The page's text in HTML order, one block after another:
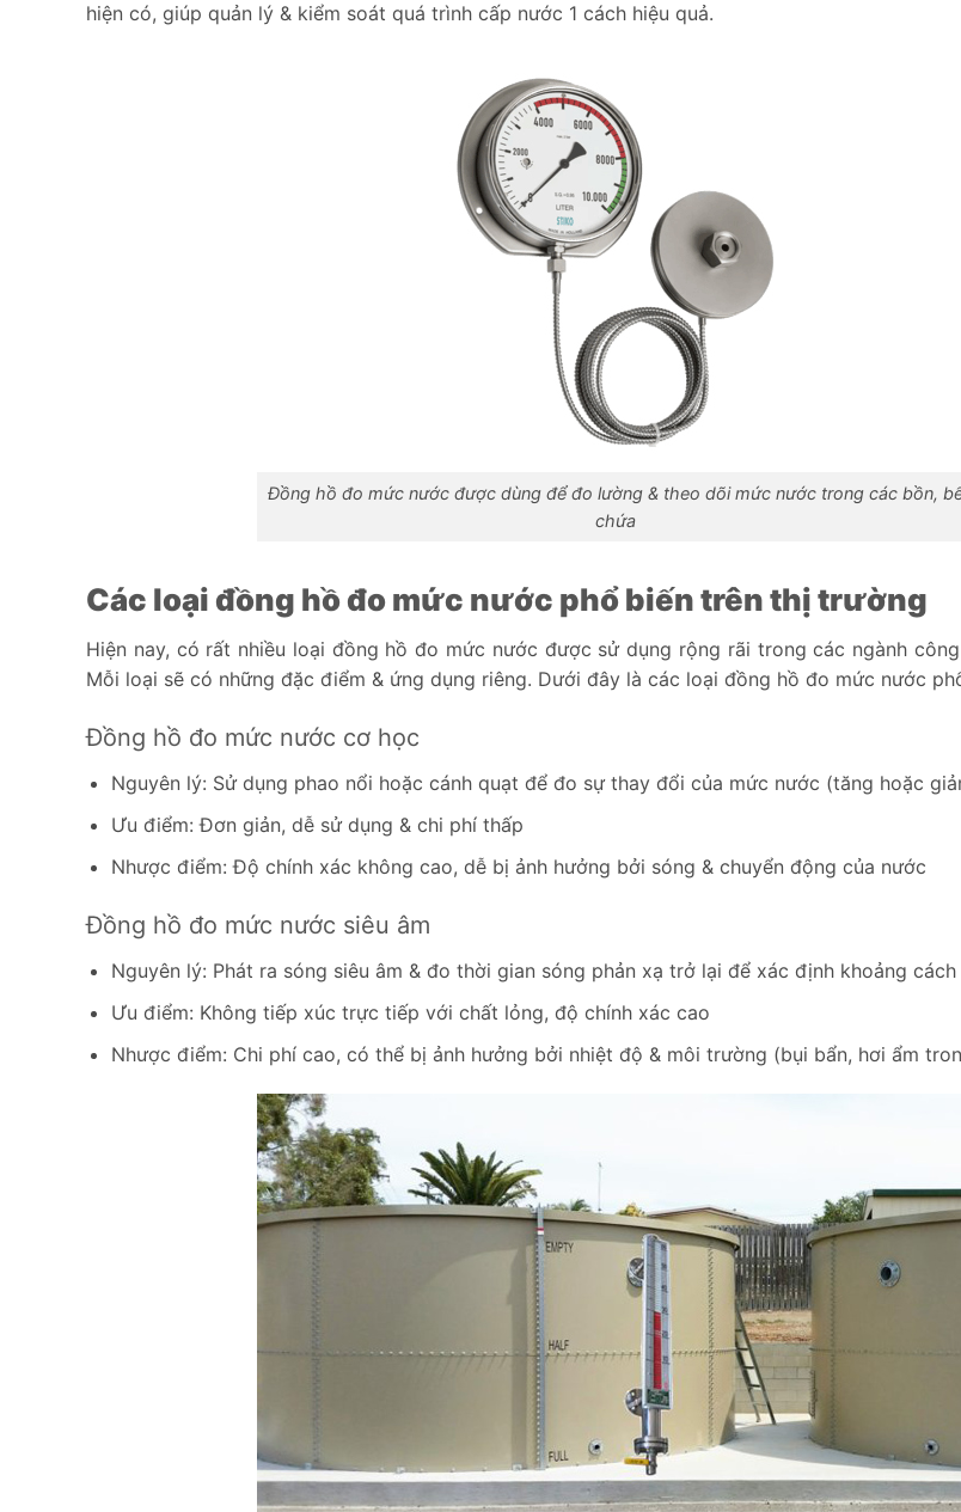
hiện có, giúp quản lý & kiểm soát quá trình cấp nước 1 cách hiệu quả.
Đồng hồ đo mức nước được dùng để đo lường & theo dõi mức nước trong các bồn,
chứa
Các loại đồng hồ đo mức nước phổ biến trên thị trường
Hiện nay, có rất nhiều loại đồng hồ đo mức nước được sử dụng rộng rãi trong các ngành
Mỗi loại sẽ có những đặc điểm & ứng dụng riêng. Dưới đây là các loại đồng hồ đo mức nước
Đồng hồ đo mức nước cơ học
Nguyên lý: Sử dụng phao nổi hoặc cánh quạt để đo sự thay đổi của mức nước (tăng hoặc
Ưu điểm: Đơn giản, dễ sử dụng & chi phí thấp
Nhược điểm: Độ chính xác không cao, dễ bị ảnh hưởng bởi sóng & chuyển động của nước
Đồng hồ đo mức nước siêu âm
Nguyên lý: Phát ra sóng siêu âm & đo thời gian sóng phản xạ trở lại để xác định khoảng
Ưu điểm: Không tiếp xúc trực tiếp với chất lỏng, độ chính xác cao
Nhược điểm: Chi phí cao, có thể bị ảnh hưởng bởi nhiệt độ & môi trường (bụi bẩn, hơi ẩm